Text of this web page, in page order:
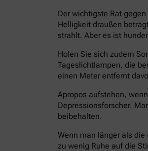
Der wichtigste Rat
Helligkeit draußen
strahlt. Aber es ist
Holen Sie sich zudem
Tageslichtlampen, die
einen Meter entfernt
Apropos aufstehen,
Depressionsforscher.
beibehalten.
Wenn man länger als
zu wenig Ruhe auf die